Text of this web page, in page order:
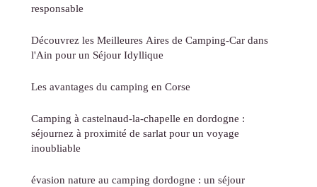
responsable
Découvrez les Meilleures Aires de Camping-Car dans
l'Ain pour un Séjour Idyllique
Les avantages du camping en Corse
Camping à castelnaud-la-chapelle en dordogne :
séjournez à proximité de sarlat pour un voyage
inoubliable
évasion nature au camping dordogne : un séjour